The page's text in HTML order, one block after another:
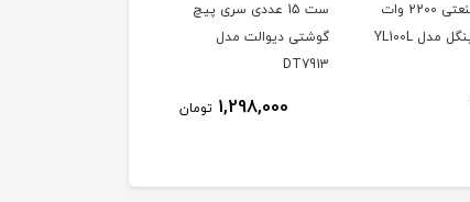
کارواش صنعتی 2200 وات
ست 15 عددی سری پیچ
گوشتی دیوالت مدل
DT7913
1,298,000 تومان